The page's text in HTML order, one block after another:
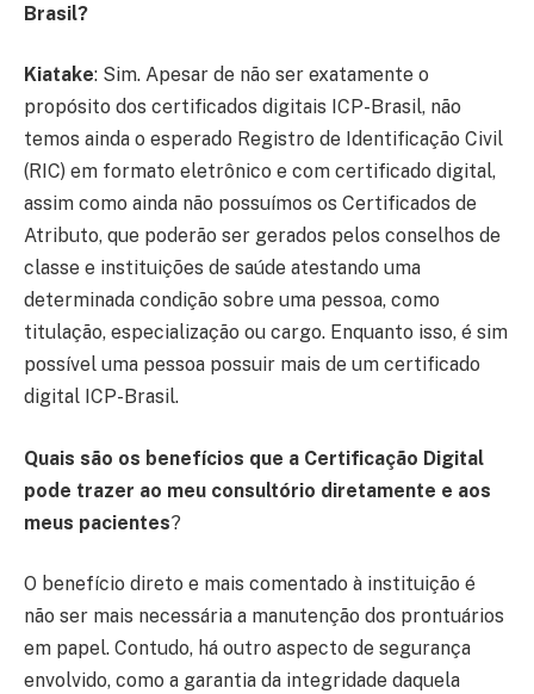
Brasil?
Kiatake: Sim. Apesar de não ser exatamente o
propósito dos certificados digitais ICP-Brasil, não
temos ainda o esperado Registro de Identificação Civil
(RIC) em formato eletrônico e com certificado digital,
assim como ainda não possuímos os Certificados de
Atributo, que poderão ser gerados pelos conselhos de
classe e instituições de saúde atestando uma
determinada condição sobre uma pessoa, como
titulação, especialização ou cargo. Enquanto isso, é sim
possível uma pessoa possuir mais de um certificado
digital ICP-Brasil.
Quais são os benefícios que a Certificação Digital
pode trazer ao meu consultório diretamente e aos
meus pacientes?
O benefício direto e mais comentado à instituição é
não ser mais necessária a manutenção dos prontuários
em papel. Contudo, há outro aspecto de segurança
envolvido, como a garantia da integridade daquela